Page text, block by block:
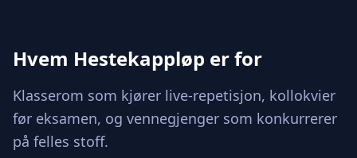
Hvem Hestekappløp er for
Klasserom som kjører live-repetisjon, kollokvier
før eksamen, og vennegjenger som konkurrerer
på felles stoff.